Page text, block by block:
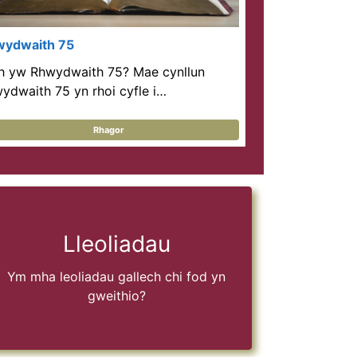
75
yw Rhwydwaith 75? Mae cynllun
75 yn rhoi cyfle i…
Rhagor
Lleoliadau
Ym mha leoliadau gallech chi fod yn
gweithio?